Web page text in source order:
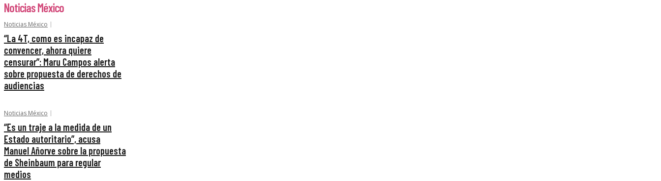
Noticias México
Noticias México
“La 4T, como es incapaz de
convencer, ahora quiere
censurar”: Maru Campos alerta
sobre propuesta de derechos de
audiencias
Noticias México
“Es un traje a la medida de un
Estado autoritario”, acusa
Manuel Añorve sobre la propuesta
de Sheinbaum para regular
medios